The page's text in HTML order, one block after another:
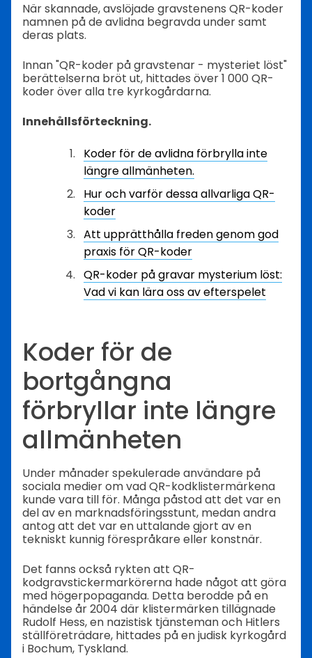
När skannade, avslöjade gravstenens QR-koder
namnen på de avlidna begravda under samt
deras plats.
Innan "QR-koder på gravstenar - mysteriet löst"
berättelserna bröt ut, hittades över 1 000 QR-
koder över alla tre kyrkogårdarna.
Innehållsförteckning.
Koder för de avlidna förbrylla inte
längre allmänheten.
Hur och varför dessa allvarliga QR-
koder
Att upprätthålla freden genom god
praxis för QR-koder
QR-koder på gravar mysterium löst:
Vad vi kan lära oss av efterspelet
Koder för de
bortgångna
förbryllar inte längre
allmänheten
Under månader spekulerade användare på
sociala medier om vad QR-kodklistermärkena
kunde vara till för. Många påstod att det var en
del av en marknadsföringsstunt, medan andra
antog att det var en uttalande gjort av en
tekniskt kunnig förespråkare eller konstnär.
Det fanns också rykten att QR-
kodgravstickermarkörerna hade något att göra
med högerpopaganda. Detta berodde på en
händelse år 2004 där klistermärken tillägnade
Rudolf Hess, en nazistisk tjänsteman och Hitlers
ställföreträdare, hittades på en judisk kyrkogård
i Bochum, Tyskland.